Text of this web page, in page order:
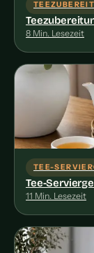
8 Min. Lesezeit
TEE-
Tee-
11 Min. Lesezeit